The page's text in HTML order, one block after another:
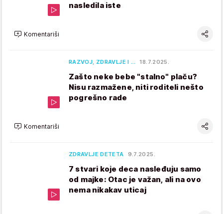
nasledila iste
Komentariši
RAZVOJ, ZDRAVLJE I … 18.7.2025.
Zašto neke bebe "stalno" plaču?
Nisu razmažene, niti roditeli nešto
pogrešno rade
Komentariši
ZDRAVLJE DETETA 9.7.2025.
7 stvari koje deca nasleđuju samo
od majke: Otac je važan, ali na ovo
nema nikakav uticaj